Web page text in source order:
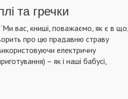
та гречки
вас, книші, поважаємо, як є в що,
про цю прадавню страву
електричну
– як і наші бабусі,